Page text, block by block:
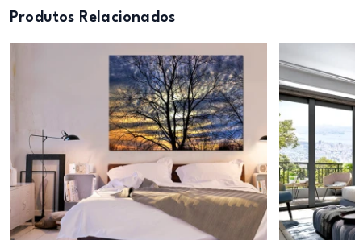
Produtos Relacionados